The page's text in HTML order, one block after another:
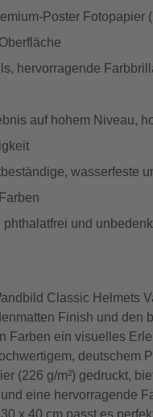
Poster Fotopapier
hervorragende
auf hohem Niveau,
wasserfeste
phthalatfrei und
Classic Helmets
Finish und den
Farben ein visuelles
deutschem
(226 g/m²) gedruckt,
eine hervorragende
x 40 cm passt es